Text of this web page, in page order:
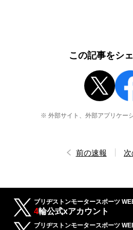
この記事をシ
※ 外部サイト、外部アプリケー
前の速報
ブリヂストンモータースポーツ
4輪公式xアカウント
ブリヂストンモータースポーツ